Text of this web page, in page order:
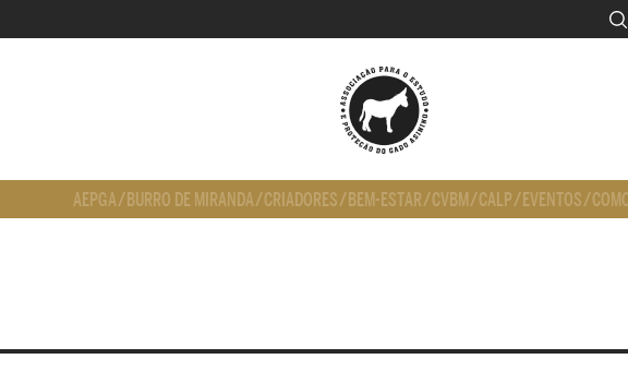
AEPGA/ BURRO DE MIRANDA/CRIADORES/ BEM-ESTAR/CVBM/CALP/ EVENTOS/